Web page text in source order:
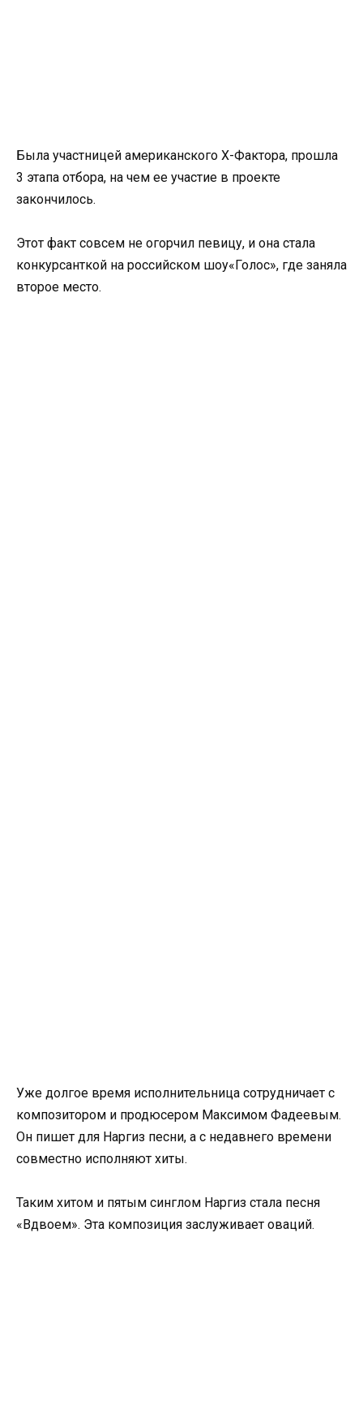
Была участницей американского Х-Фактора, прошла
3 этапа отбора, на чем ее участие в проекте
закончилось.
Этот факт совсем не огорчил певицу, и она стала
конкурсанткой на российском шоу«Голос», где заняла
второе место.
Уже долгое время исполнительница сотрудничает с
композитором и продюсером Максимом Фадеевым.
Он пишет для Наргиз песни, а с недавнего времени
совместно исполняют хиты.
Таким хитом и пятым синглом Наргиз стала песня
«Вдвоем». Эта композиция заслуживает оваций.